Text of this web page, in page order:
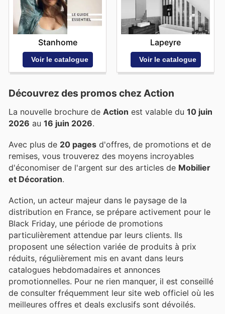
Stanhome
Voir le catalogue
Lapeyre
Voir le catalogue
Découvrez des promos chez Action
La nouvelle brochure de Action est valable du 10 juin
2026 au 16 juin 2026.
Avec plus de 20 pages d'offres, de promotions et de
remises, vous trouverez des moyens incroyables
d'économiser de l'argent sur des articles de Mobilier
et Décoration.
Action, un acteur majeur dans le paysage de la
distribution en France, se prépare activement pour le
Black Friday, une période de promotions
particulièrement attendue par leurs clients. Ils
proposent une sélection variée de produits à prix
réduits, régulièrement mis en avant dans leurs
catalogues hebdomadaires et annonces
promotionnelles. Pour ne rien manquer, il est conseillé
de consulter fréquemment leur site web officiel où les
meilleures offres et deals exclusifs sont dévoilés.